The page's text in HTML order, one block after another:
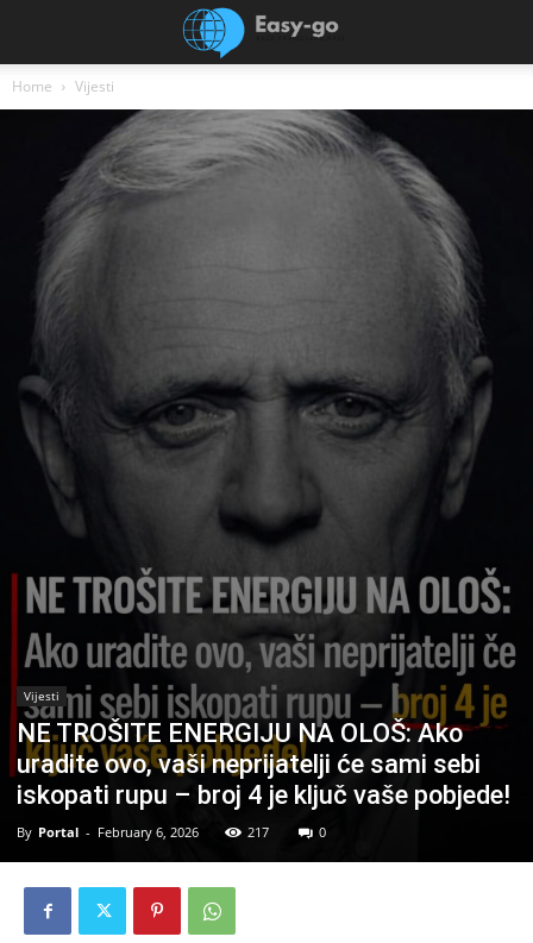
Home Vijesti
Vijesti
NE TROŠITE ENERGIJU NA OLOŠ: Ako
uradite ovo, vaši neprijatelji će sami sebi
iskopati rupu – broj 4 je ključ vaše pobjede!
By Portal - February 6, 2026 217 0